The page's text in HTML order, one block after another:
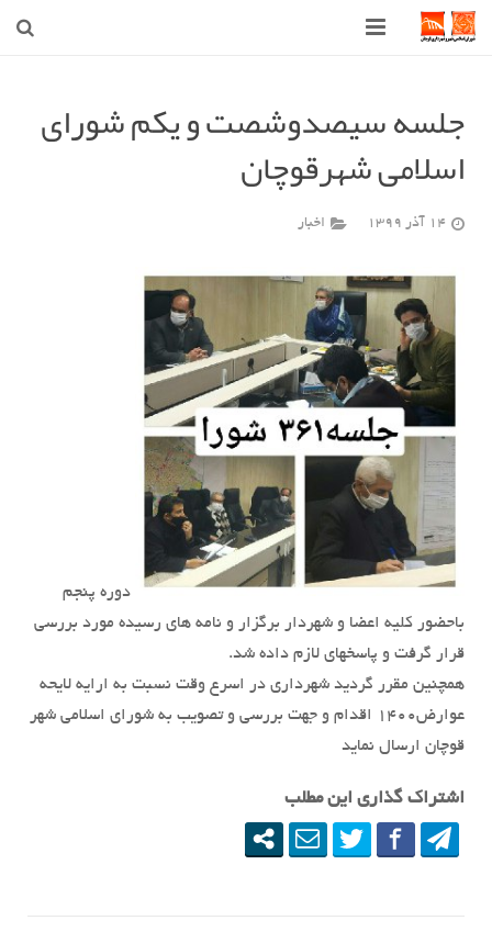
شهرداری
شورای اسلامی شهر قوچان
اخبار روز
قوچان
ارتباط با ما
جلسه سیصدوشصت و یکم شورای
اسلامی شهرقوچان
14 آذر 1399 اخبار
دوره پنجم
باحضور کلیه اعضا و شهردار برگزار و نامه های رسیده مورد بررسی
قرار گرفت و پاسخهای لازم داده شد.
همچنین مقرر گردید شهرداری در اسرع وقت نسبت به ارایه لایحه
عوارض۱۴۰۰ اقدام و جهت بررسی و تصویب به شورای اسلامی شهر
قوچان ارسال نماید
اشتراک گذاری این مطلب